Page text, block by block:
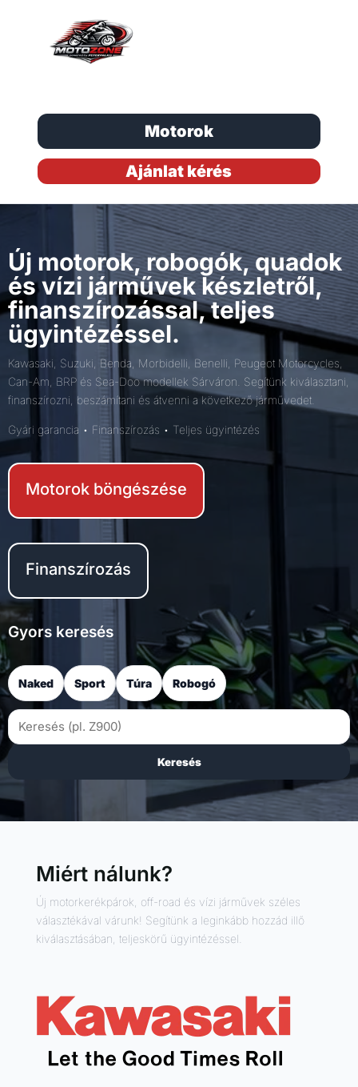
Motorok
Ajánlat kérés
Új motorok, robogók, quadok
és vízi járművek készletről,
finanszírozással, teljes
ügyintézéssel.
Kawasaki, Suzuki, Benda, Morbidelli, Benelli, Peugeot Motorcycles,
Can-Am, BRP és Sea-Doo modellek Sárváron. Segítünk kiválasztani,
finanszírozni, beszámítani és átvenni a következő járművedet.
Gyári garancia • Finanszírozás • Teljes ügyintézés
Motorok böngészése
Finanszírozás
Gyors keresés
Naked Sport Túra Robogó
Keresés
Miért nálunk?
Új motorkerékpárok, off-road és vízi járművek széles
választékával várunk! Segítünk a leginkább hozzád illő
kiválasztásában, teljeskörű ügyintézéssel.